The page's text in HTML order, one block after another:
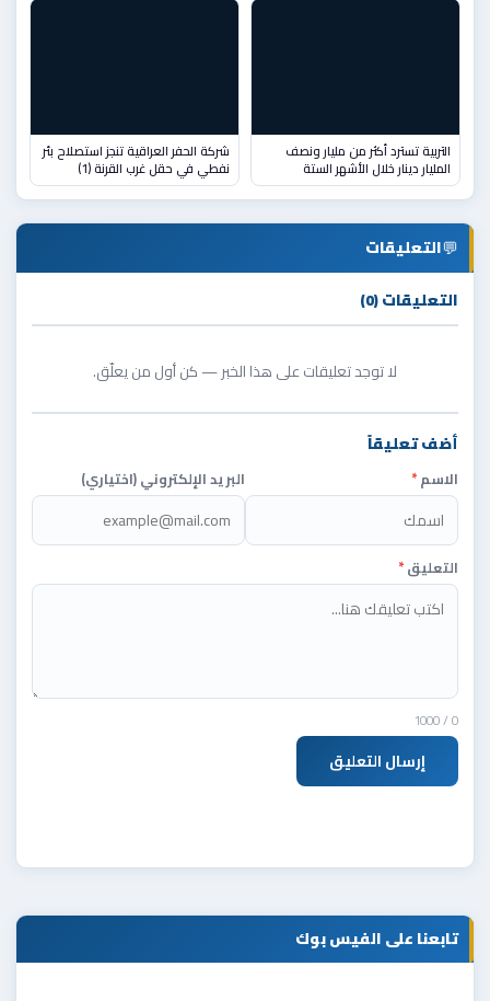
التربية تسترد أكثر من مليار ونصف
المليار دينار خلال الأشهر الستة
شركة الحفر العراقية تنجز استصلاح بئر
نفطي في حقل غرب القرنة (1)
💬التعليقات
التعليقات (0)
لا توجد تعليقات على هذا الخبر — كن أول من يعلّق.
أضف تعليقاً
الاسم* البريد الإلكتروني (اختياري)
التعليق*
0
/ 1000
إرسال التعليق
تابعنا على الفيس بوك